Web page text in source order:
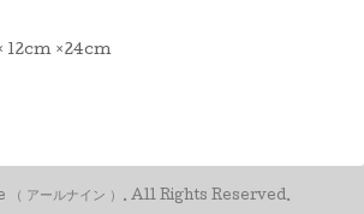
12cm ×24cm
アールナイン ） . All Rights Reserved.